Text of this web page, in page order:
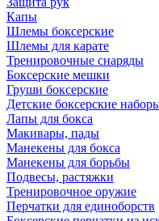
Капы
Шлемы боксерские
Шлемы для карате
Тренировочные снаряды
Боксерские мешки
Груши боксерские
Детские боксерские
Лапы для бокса
Макивары, пады
Манекены для бокса
Манекены для борьбы
Подвесы, растяжки
Тренировочное оружие
Перчатки для единоборств